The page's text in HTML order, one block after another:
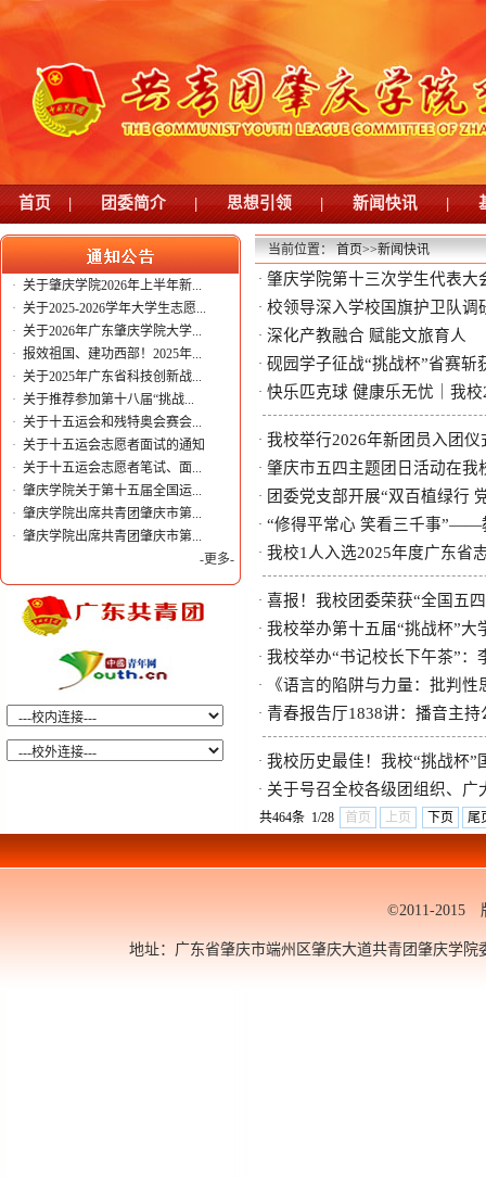
首页 | 团委简介 | 思想引领 | 新闻快讯 |
· 关于肇庆学院2026年上半年新...
· 关于2025-2026学年大学生志愿...
· 关于2026年广东肇庆学院大学...
· 报效祖国、建功西部！2025年...
· 关于2025年广东省科技创新战...
· 关于推荐参加第十八届“挑战...
· 关于十五运会和残特奥会赛会...
· 关于十五运会志愿者面试的通知
· 关于十五运会志愿者笔试、面...
· 肇庆学院关于第十五届全国运...
· 肇庆学院出席共青团肇庆市第...
· 肇庆学院出席共青团肇庆市第...
-更多-
当前位置：首页>>新闻快讯
· 肇庆学院第十三次学生代表大
· 校领导深入学校国旗护卫队调
· 深化产教融合 赋能文旅育人
· 砚园学子征战“挑战杯”省赛斩
· 快乐匹克球 健康乐无忧｜我
· 我校举行2026年新团员入团仪
· 肇庆市五四主题团日活动在我
· 团委党支部开展“双百植绿行
· “修得平常心 笑看三千事”——
· 我校1人入选2025年度广东省
· 喜报！我校团委荣获“全国五
· 我校举办第十五届“挑战杯”
· 我校举办“书记校长下午茶”
· 《语言的陷阱与力量：批判
· 青春报告厅1838讲：播音主持
· 我校历史最佳！我校“挑战杯”
· 关于号召全校各级团组织、
共464条 1/28 首页 上页 下页 尾
©2011-2015
地址：广东省肇庆市端州区肇庆大道共青团肇庆学